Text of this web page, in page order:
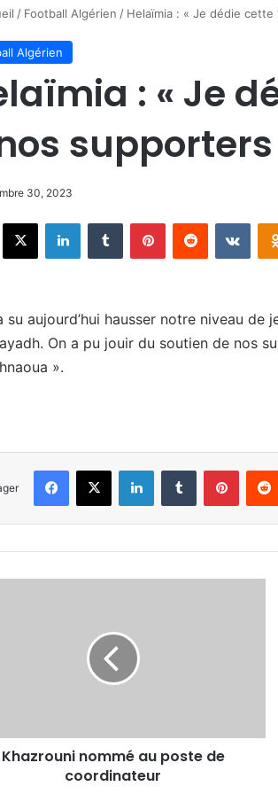
/ Football Algérien / Helaïmia : « Je dédie
Algérien
: « Je
supporters
30, 2023
X LinkedinTumblr PinterestReddit
su aujourd’hui hausser notre niveau
On a pu jouir du soutien de nos
».
Facebook
X LinkedinTumblr
Khazrouni nommé au poste de
coordinateur